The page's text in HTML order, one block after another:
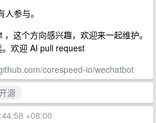
参与。
这个方向感兴趣，欢迎来一起维护。
欢迎 AI pull request
corespeed-io/wechatbot
源
+08:00